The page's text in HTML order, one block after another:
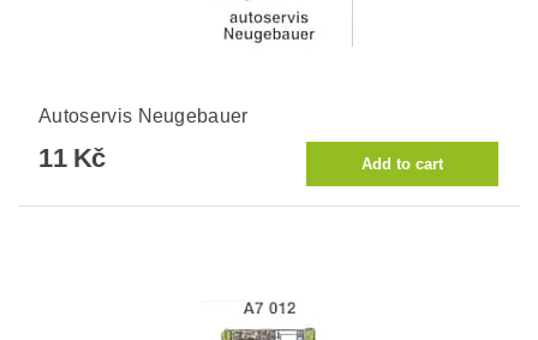
Autoservis Neugebauer
11 Kč